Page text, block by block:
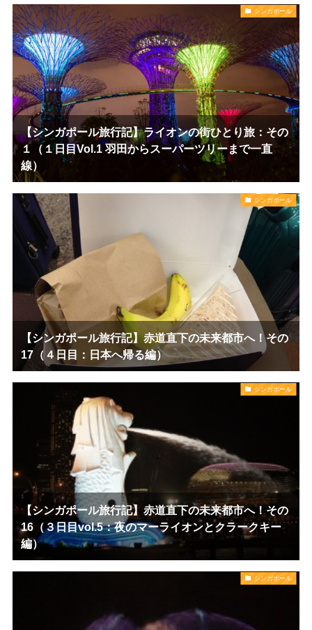
シンガポール
【シンガポール旅行記】ライオンの街ひとり旅：その
１（１日目Vol.1 羽田からスーパーツリーまで一直
線）
シンガポール
【シンガポール旅行記】赤道直下の未来都市へ！その
17（４日目：日本へ帰る編）
シンガポール
【シンガポール旅行記】赤道直下の未来都市へ！その
16（３日目vol.5：夜のマーライオンとクラークキー
編）
シンガポール